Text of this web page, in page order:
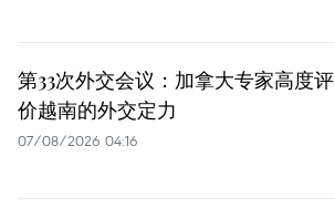
第33次外交会议：加拿大专家高度评
价越南的外交定力
07/08/2026 04:16